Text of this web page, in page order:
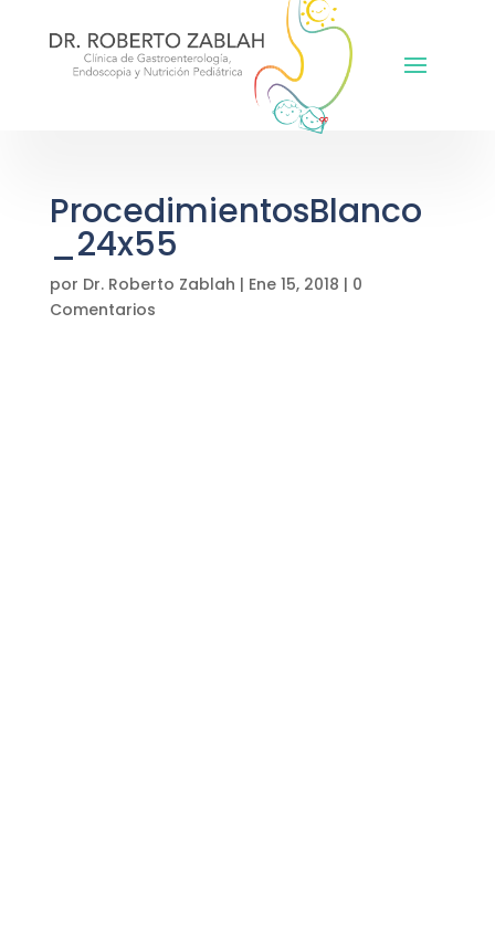
ProcedimientosBlanco
_24x55
por Dr. Roberto Zablah | Ene 15, 2018 | 0
Comentarios